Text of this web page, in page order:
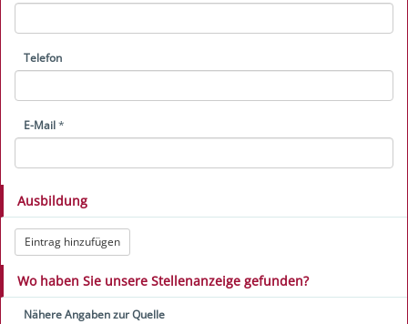
Telefon
E-Mail*
Ausbildung
Eintrag hinzufügen
Wo haben Sie unsere Stellenanzeige gefunden?
Nähere Angaben zur Quelle